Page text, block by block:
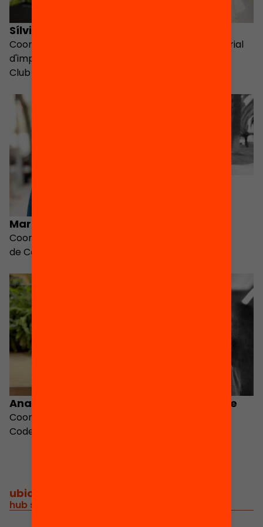
Sílvia Pons
Coordinadora
d'implementació de Code
Club
Coordinadora Territorial
Mar Grifol
Coordinadora Territorial
de Code Club
Ana Holschuh Heras
Coordinadora d'I+D de
Code Club
Rehana Al-Soltane
ubicació
hub social, c/girona 34, interior, barcelona